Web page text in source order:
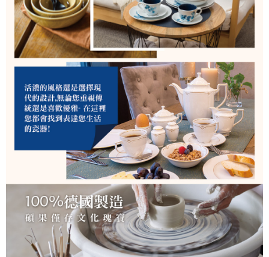
４．使用「AFTEE先享後付」時，將依據個別帳號之用戶狀況，依本公司即
時審查核予不同之上限額度；若仍有額度不足之情形，本公司將視審查結果
請求用戶進行身份認證。
５．嚴禁一人註冊多個帳號或使用他人資訊註冊。若發現惡意使用之情形，
恩沛科技股份有限公司將有權停止該用戶之使用額度並採取法律行動。